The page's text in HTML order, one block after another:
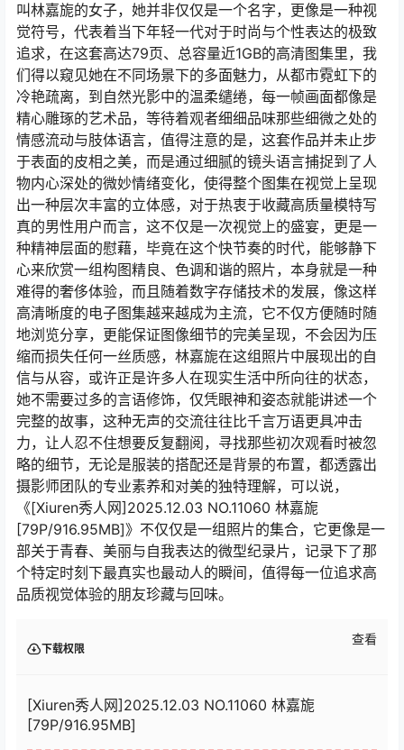
叫林嘉旎的女子，她并非仅仅是一个名字，更像是一种视
觉符号，代表着当下年轻一代对于时尚与个性表达的极致
追求，在这套高达79页、总容量近1GB的高清图集里，我
们得以窥见她在不同场景下的多面魅力，从都市霓虹下的
冷艳疏离，到自然光影中的温柔缱绻，每一帧画面都像是
精心雕琢的艺术品，等待着观者细细品味那些细微之处的
情感流动与肢体语言，值得注意的是，这套作品并未止步
于表面的皮相之美，而是通过细腻的镜头语言捕捉到了人
物内心深处的微妙情绪变化，使得整个图集在视觉上呈现
出一种层次丰富的立体感，对于热衷于收藏高质量模特写
真的男性用户而言，这不仅是一次视觉上的盛宴，更是一
种精神层面的慰藉，毕竟在这个快节奏的时代，能够静下
心来欣赏一组构图精良、色调和谐的照片，本身就是一种
难得的奢侈体验，而且随着数字存储技术的发展，像这样
高清晰度的电子图集越来越成为主流，它不仅方便随时随
地浏览分享，更能保证图像细节的完美呈现，不会因为压
缩而损失任何一丝质感，林嘉旎在这组照片中展现出的自
信与从容，或许正是许多人在现实生活中所向往的状态，
她不需要过多的言语修饰，仅凭眼神和姿态就能讲述一个
完整的故事，这种无声的交流往往比千言万语更具冲击
力，让人忍不住想要反复翻阅，寻找那些初次观看时被忽
略的细节，无论是服装的搭配还是背景的布置，都透露出
摄影师团队的专业素养和对美的独特理解，可以说，
《[Xiuren秀人网]2025.12.03 NO.11060 林嘉旎
[79P/916.95MB]》不仅仅是一组照片的集合，它更像是一
部关于青春、美丽与自我表达的微型纪录片，记录下了那
个特定时刻下最真实也最动人的瞬间，值得每一位追求高
品质视觉体验的朋友珍藏与回味。
下载权限
查看
[Xiuren秀人网]2025.12.03 NO.11060 林嘉旎
[79P/916.95MB]